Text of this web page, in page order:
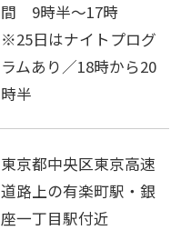
間 9時半〜17時
※25日はナイトプログ
ラムあり／18時から20
時半
東京都中央区東京高速
道路上の有楽町駅・銀
座一丁目駅付近